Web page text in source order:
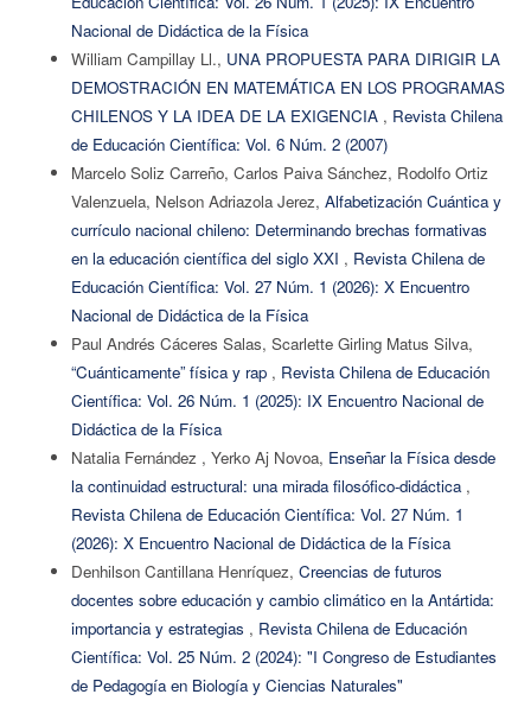
Nacional de Didáctica de la Física
William Campillay Ll., UNA PROPUESTA PARA DIRIGIR LA
DEMOSTRACIÓN EN MATEMÁTICA EN LOS PROGRAMAS
CHILENOS Y LA IDEA DE LA EXIGENCIA , Revista Chilena
de Educación Científica: Vol. 6 Núm. 2 (2007)
Marcelo Soliz Carreño, Carlos Paiva Sánchez, Rodolfo Ortiz
Valenzuela, Nelson Adriazola Jerez, Alfabetización Cuántica y
currículo nacional chileno: Determinando brechas formativas
en la educación científica del siglo XXI , Revista Chilena de
Educación Científica: Vol. 27 Núm. 1 (2026): X Encuentro
Nacional de Didáctica de la Física
Paul Andrés Cáceres Salas, Scarlette Girling Matus Silva,
“Cuánticamente” física y rap , Revista Chilena de Educación
Científica: Vol. 26 Núm. 1 (2025): IX Encuentro Nacional de
Didáctica de la Física
Natalia Fernández , Yerko Aj Novoa, Enseñar la Física desde
la continuidad estructural: una mirada filosófico-didáctica ,
Revista Chilena de Educación Científica: Vol. 27 Núm. 1
(2026): X Encuentro Nacional de Didáctica de la Física
Denhilson Cantillana Henríquez, Creencias de futuros
docentes sobre educación y cambio climático en la Antártida:
importancia y estrategias , Revista Chilena de Educación
Científica: Vol. 25 Núm. 2 (2024): "I Congreso de Estudiantes
de Pedagogía en Biología y Ciencias Naturales"